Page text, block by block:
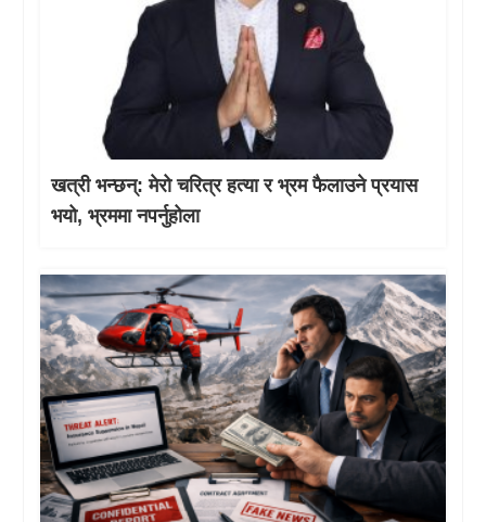
खत्री भन्छन्: मेरो चरित्र हत्या र भ्रम फैलाउने प्रयास
भयो, भ्रममा नपर्नुहोला